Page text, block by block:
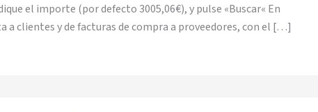
el importe (por defecto 3005,06€), y pulse «Buscar« En
a clientes y de facturas de compra a proveedores, con el […]